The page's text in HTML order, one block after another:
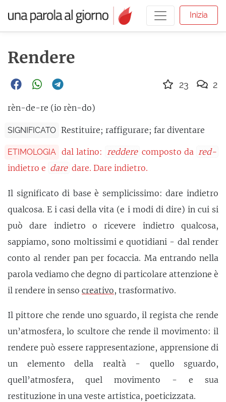
Inizia
Rendere
rèn-de-re (io rèn-do)
SIGNIFICATO Restituire; raffigurare; far diventare
ETIMOLOGIA dal latino: reddere composto da red-
indietro e dare dare. Dare indietro.
Il significato di base è semplicissimo: dare indietro
qualcosa. E i casi della vita (e i modi di dire) in cui si
può dare indietro o ricevere indietro qualcosa,
sappiamo, sono moltissimi e quotidiani - dal render
conto al render pan per focaccia. Ma entrando nella
parola vediamo che degno di particolare attenzione è
il rendere in senso creativo, trasformativo.
Il pittore che rende uno sguardo, il regista che rende
un’atmosfera, lo scultore che rende il movimento: il
rendere può essere rappresentazione, apprensione di
un elemento della realtà - quello sguardo,
quell’atmosfera, quel movimento - e sua
restituzione in una veste artistica, poeticizzata.
23 2